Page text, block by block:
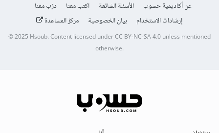
عن أكاديمية حسوب الأسئلة الشائعة اكتب معنا
درّب معنا
إرشادات الاستخدام
بيان الخصوصية مركز المساعدة
© 2025Hsoub.Content licensed underCC BY-NC-SA 4.0unless mentioned
otherwise.